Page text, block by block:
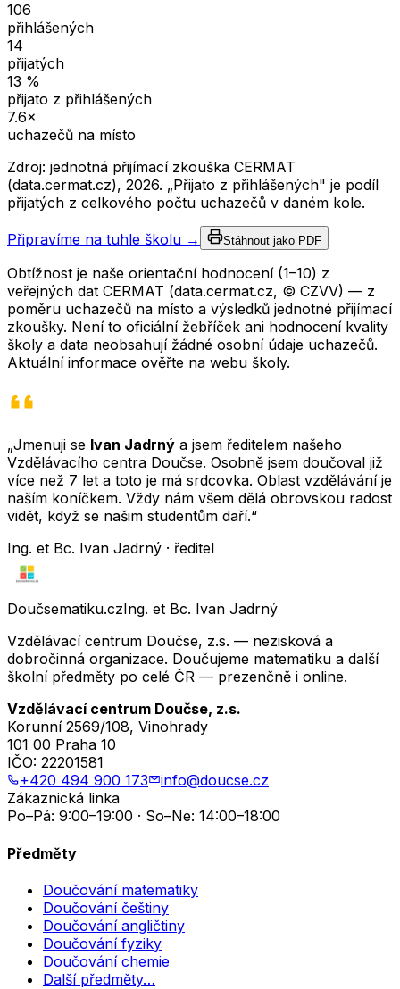
106
přihlášených
14
přijatých
13 %
přijato z přihlášených
7.6×
uchazečů na místo
Zdroj: jednotná přijímací zkouška CERMAT
(data.cermat.cz), 2026. „Přijato z přihlášených" je podíl
přijatých z celkového počtu uchazečů v daném kole.
Připravíme na tuhle školu → Stáhnout jako PDF
Obtížnost je naše orientační hodnocení (1–10) z
veřejných dat CERMAT (data.cermat.cz, © CZVV) — z
poměru uchazečů na místo a výsledků jednotné přijímací
zkoušky. Není to oficiální žebříček ani hodnocení kvality
školy a data neobsahují žádné osobní údaje uchazečů.
Aktuální informace ověřte na webu školy.
„Jmenuji se Ivan Jadrný a jsem ředitelem našeho
Vzdělávacího centra Doučse. Osobně jsem doučoval již
více než 7 let a toto je má srdcovka. Oblast vzdělávání je
naším koníčkem. Vždy nám všem dělá obrovskou radost
vidět, když se našim studentům daří.“
Ing. et Bc. Ivan Jadrný · ředitel
Doučsematiku.czIng. et Bc. Ivan Jadrný
Vzdělávací centrum Doučse, z.s. — nezisková a
dobročinná organizace. Doučujeme matematiku a další
školní předměty po celé ČR — prezenčně i online.
Vzdělávací centrum Doučse, z.s.
Korunní 2569/108, Vinohrady
101 00 Praha 10
IČO: 22201581
+420 494 900 173
info@doucse.cz
Zákaznická linka
Po–Pá: 9:00–19:00 · So–Ne: 14:00–18:00
Předměty
Doučování matematiky
Doučování češtiny
Doučování angličtiny
Doučování fyziky
Doučování chemie
Další předměty…